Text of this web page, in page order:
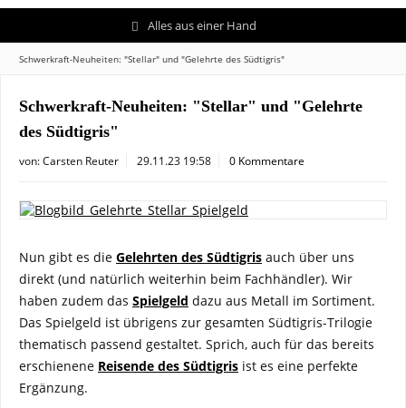
Alles aus einer Hand
Schwerkraft-Neuheiten: "Stellar" und "Gelehrte des Südtigris"
Schwerkraft-Neuheiten: "Stellar" und "Gelehrte
des Südtigris"
von:Carsten Reuter 29.11.23 19:58 0 Kommentare
Nun gibt es die Gelehrten des Südtigris auch über uns
direkt (und natürlich weiterhin beim Fachhändler). Wir
haben zudem das Spielgeld dazu aus Metall im Sortiment.
Das Spielgeld ist übrigens zur gesamten Südtigris-Trilogie
thematisch passend gestaltet. Sprich, auch für das bereits
erschienene Reisende des Südtigris ist es eine perfekte
Ergänzung.